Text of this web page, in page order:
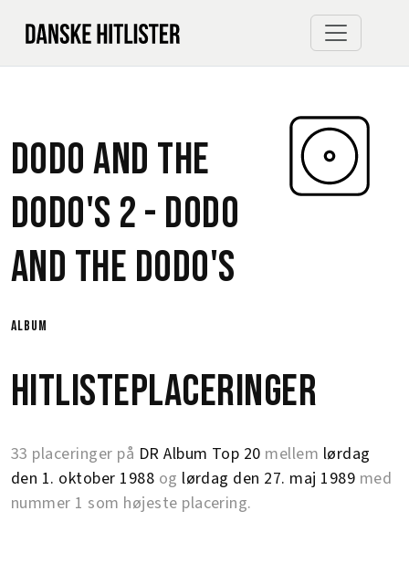
Dodo And The
Dodo's 2 - Dodo
And The Dodo's
album
Hitlisteplaceringer
33 placeringer på DR Album Top 20 mellem lørdag
den 1. oktober 1988 og lørdag den 27. maj 1989 med
nummer 1 som højeste placering.